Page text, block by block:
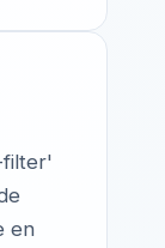
filter'
en